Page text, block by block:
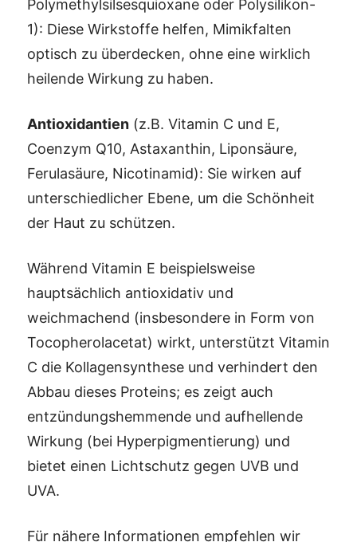
Polymethylsilsesquioxane oder Polysilikon-
1): Diese Wirkstoffe helfen, Mimikfalten
optisch zu überdecken, ohne eine wirklich
heilende Wirkung zu haben.
Antioxidantien (z.B. Vitamin C und E,
Coenzym Q10, Astaxanthin, Liponsäure,
Ferulasäure, Nicotinamid): Sie wirken auf
unterschiedlicher Ebene, um die Schönheit
der Haut zu schützen.
Während Vitamin E beispielsweise
hauptsächlich antioxidativ und
weichmachend (insbesondere in Form von
Tocopherolacetat) wirkt, unterstützt Vitamin
C die Kollagensynthese und verhindert den
Abbau dieses Proteins; es zeigt auch
entzündungshemmende und aufhellende
Wirkung (bei Hyperpigmentierung) und
bietet einen Lichtschutz gegen UVB und
UVA.
Für nähere Informationen empfehlen wir